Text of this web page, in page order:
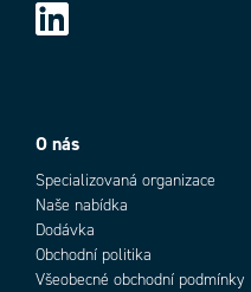
O nás
Specializovaná organizace
Naše nabídka
Dodávka
Obchodní politika
Všeobecné obchodní podmínky